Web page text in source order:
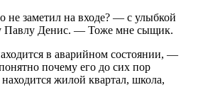
не заметил на входе? — с улыбкой
Павлу Денис. — Тоже мне сыщик.
в аварийном состоянии, —
почему его до сих пор
жилой квартал, школа,